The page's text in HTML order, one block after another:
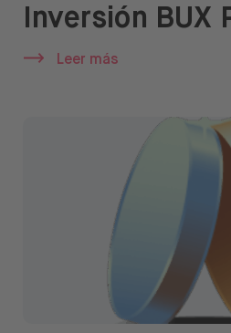
Inversión BUX
Leer más